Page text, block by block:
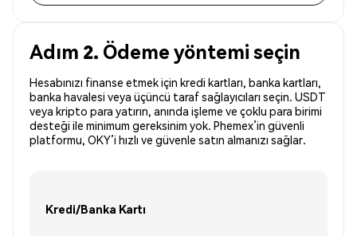
Adım 2. Ödeme yöntemi seçin
Hesabınızı finanse etmek için kredi kartları, banka kartları,
banka havalesi veya üçüncü taraf sağlayıcıları seçin. USDT
veya kripto para yatırın, anında işleme ve çoklu para birimi
desteği ile minimum gereksinim yok. Phemex’in güvenli
platformu, OKY’i hızlı ve güvenle satın almanızı sağlar.
Kredi/Banka Kartı